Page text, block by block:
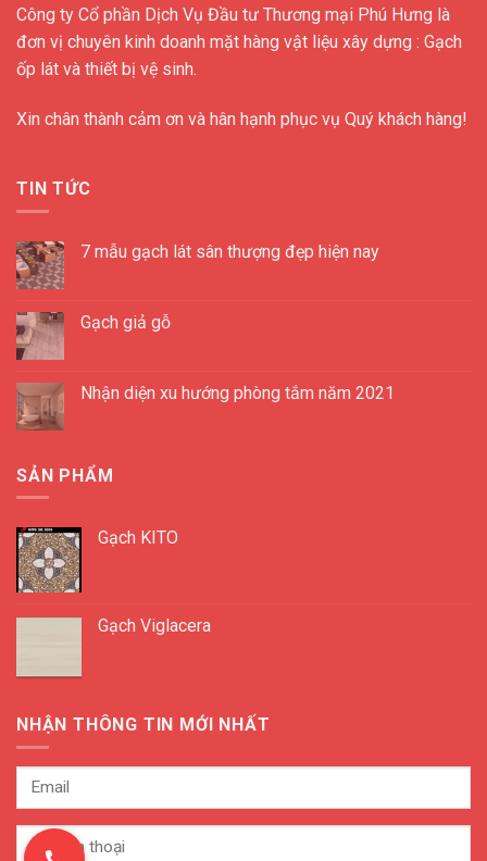
Công ty Cổ phần Dịch Vụ Đầu tư Thương mại Phú Hưng là
đơn vị chuyên kinh doanh mặt hàng vật liệu xây dựng : Gạch
ốp lát và thiết bị vệ sinh.
Xin chân thành cảm ơn và hân hạnh phục vụ Quý khách hàng!
TIN TỨC
7 mẫu gạch lát sân thượng đẹp hiện nay
Gạch giả gỗ
Nhận diện xu hướng phòng tắm năm 2021
SẢN PHẨM
Gạch KITO
Gạch Viglacera
NHẬN THÔNG TIN MỚI NHẤT